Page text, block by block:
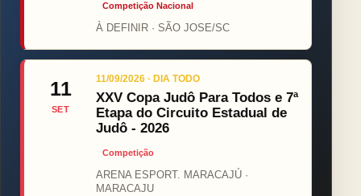
Competição Nacional
À DEFINIR · SÃO JOSE/SC
11
SET
11/09/2026 · DIA TODO
XXV Copa Judô Para Todos e 7ª
Etapa do Circuito Estadual de
Judô - 2026
Competição
ARENA ESPORT. MARACAJÚ ·
MARACAJU